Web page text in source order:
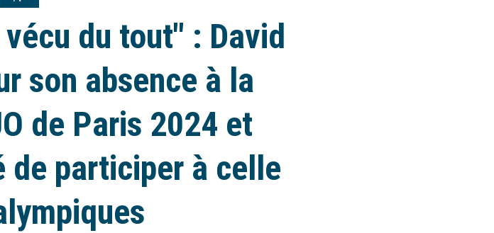
du tout" : David
son absence à la
de Paris 2024 et
de participer à celle